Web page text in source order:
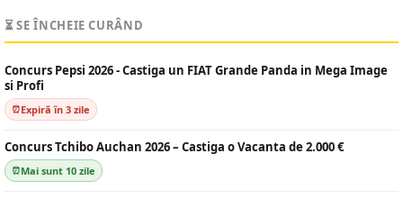
⏳ SE ÎNCHEIE CURÂND
Concurs Pepsi 2026 - Castiga un FIAT Grande Panda in Mega Image
si Profi
Expiră în 3 zile
Concurs Tchibo Auchan 2026 – Castiga o Vacanta de 2.000 €
Mai sunt 10 zile